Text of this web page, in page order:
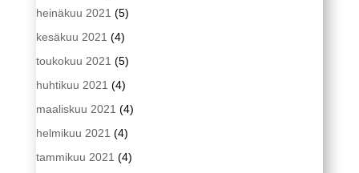
heinäkuu 2021 (5)
kesäkuu 2021 (4)
toukokuu 2021 (5)
huhtikuu 2021 (4)
maaliskuu 2021 (4)
helmikuu 2021 (4)
tammikuu 2021 (4)